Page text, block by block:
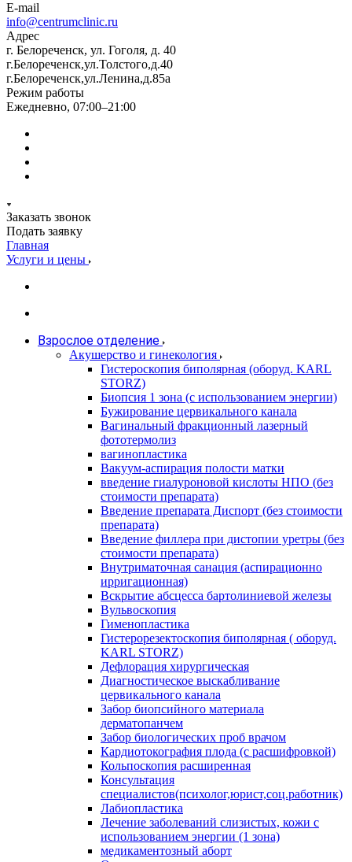
E-mail
info@centrumclinic.ru
Адрес
г. Белореченск, ул. Гоголя, д. 40
г.Белореченск,ул.Толстого,д.40
г.Белореченск,ул.Ленина,д.85а
Режим работы
Ежедневно, 07:00–21:00
Заказать звонок
Подать заявку
Главная
Услуги и цены
Взрослое отделение
Акушерство и гинекология
Гистероскопия биполярная (оборуд. KARL
STORZ)
Биопсия 1 зона (с использованием энергии)
Бужирование цервикального канала
Вагинальный фракционный лазерный
фототермолиз
вагинопластика
Вакуум-аспирация полости матки
введение гиалуроновой кислоты НПО (без
стоимости препарата)
Введение препарата Диспорт (без стоимости
препарата)
Введение филлера при дистопии уретры (без
стоимости препарата)
Внутриматочная санация (аспирационно
ирригационная)
Вскрытие абсцесса бартолиниевой железы
Вульвоскопия
Гименопластика
Гистерорезектоскопия биполярная ( оборуд.
KARL STORZ)
Дефлорация хирургическая
Диагностическое выскабливание
цервикального канала
Забор биопсийного материала
дерматопанчем
Забор биологических проб врачом
Кардиотокография плода (с расшифровкой)
Кольпоскопия расширенная
Консультация
специалистов(психолог,юрист,соц.работник)
Лабиопластика
Лечение заболеваний слизистых, кожи с
использованием энергии (1 зона)
медикаментозный аборт